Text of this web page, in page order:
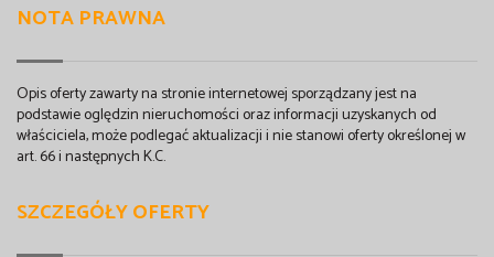
NOTA PRAWNA
Opis oferty zawarty na stronie internetowej sporządzany jest na
podstawie oględzin nieruchomości oraz informacji uzyskanych od
właściciela, może podlegać aktualizacji i nie stanowi oferty określonej w
art. 66 i następnych K.C.
SZCZEGÓŁY OFERTY